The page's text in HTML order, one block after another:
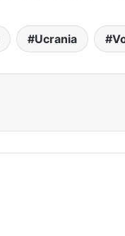
Ucrania